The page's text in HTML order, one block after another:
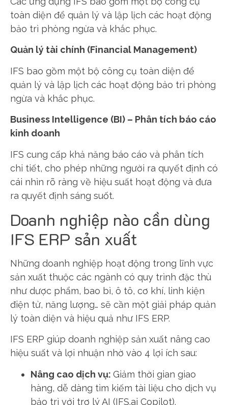
toàn diện để quản lý và lập lịch các hoạt động
bảo trì phòng ngừa và khắc phục.
Quản lý tài chính (Financial Management)
IFS bao gồm một bộ công cụ toàn diện để
quản lý và lập lịch các hoạt động bảo trì phòng
ngừa và khắc phục.
Business Intelligence (BI) – Phân tích báo cáo
kinh doanh
IFS cung cấp khả năng báo cáo và phân tích
chi tiết, cho phép những người ra quyết định có
cái nhìn rõ ràng về hiệu suất hoạt động và đưa
ra quyết định sáng suốt.
Doanh nghiệp nào cần dùng
IFS ERP sản xuất
Những doanh nghiệp hoạt động trong lĩnh vực
sản xuất thuộc các ngành có quy trình đặc thù
như dược phẩm, bao bì, ô tô, cơ khí, linh kiện
điện tử, năng lượng… sẽ cần một giải pháp quản
lý toàn diện và hiệu quả như IFS ERP.
IFS ERP giúp doanh nghiệp sản xuất nâng cao
hiệu suất và lợi nhuận nhờ vào 4 lợi ích sau:
Nâng cao dịch vụ: Giảm thời gian giao
hàng, dễ dàng tìm kiếm tài liệu cho dịch vụ
bảo trì với trợ lý AI (IFS.ai Copilot).